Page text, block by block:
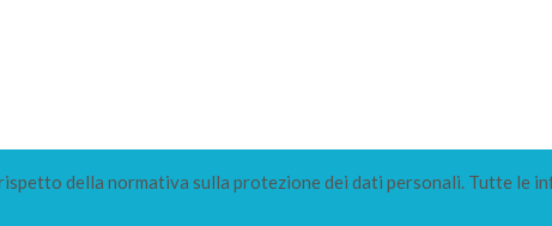
della normativa sulla protezione dei dati personali. Tutte le